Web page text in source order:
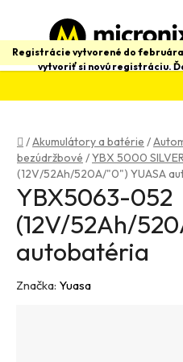
obsah
Registrácie vytvorené do
vytvoriť si novú registráciu.
Domov
/Akumulátory a batérie /
bezúdržbové /YBX 5000
(12V/52Ah/520A/"0") YUASA
YBX5063-052
(12V/52Ah/
autobatéria
Značka: Yuasa